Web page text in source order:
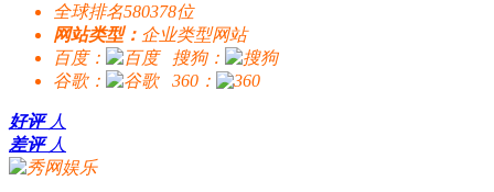
全球排名580378位
网站类型： 企业类型网站
百度：
搜狗：
谷歌：
360：
好评 人
差评 人